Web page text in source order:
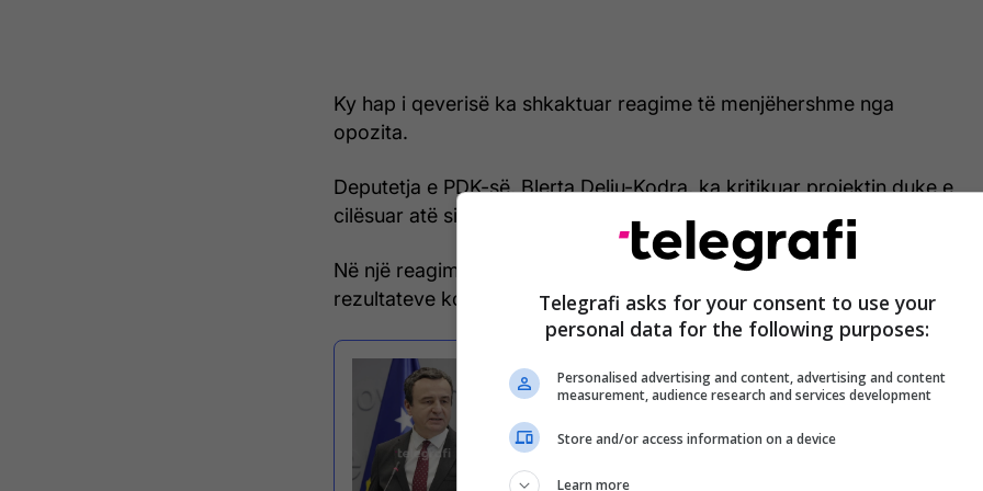
Ky hap i qeverisë ka shkaktuar reagime të menjëhershme nga
opozita.
Deputetja e PDK-së, Blerta Deliu-Kodra, ka kritikuar projektin duke e
cilësuar atë si një farsë.
Në një reagim në Facebook, ajo ka theksuar se ka mungesë të
rezultateve konkrete gjatë mandatit të qeverisë.
Kurti njofton se kanë hapur
tenderin për ndërtimin e objekteve
Telegrafi asks for your consent to use your
personal data for the following purposes:
Personalised advertising and content, advertising and content
measurement, audience research and services development
Store and/or access information on a device
Learn more